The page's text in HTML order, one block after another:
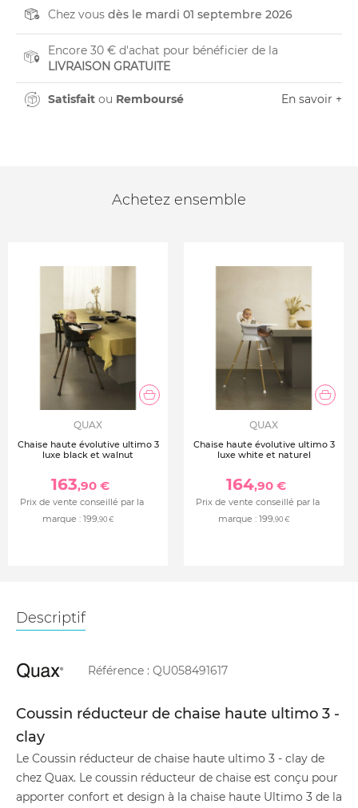
Chez vous dès le mardi 01 septembre 2026
Encore 30 € d'achat pour bénéficier de la
LIVRAISON GRATUITE
Satisfait ou Remboursé En savoir +
Achetez ensemble
QUAX
Chaise haute évolutive ultimo 3
luxe black et walnut
163,90 €
Prix de vente conseillé par la
marque : 199,90 €
QUAX
Chaise haute évolutive ultimo 3
luxe white et naturel
164,90 €
Prix de vente conseillé par la
marque : 199,90 €
Descriptif
Référence : QU058491617
Coussin réducteur de chaise haute ultimo 3 -
clay
Le Coussin réducteur de chaise haute ultimo 3 - clay de
chez Quax. Le coussin réducteur de chaise est conçu pour
apporter confort et design à la chaise haute Ultimo 3 de la